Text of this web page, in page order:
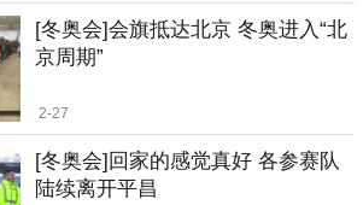
[冬奥会]会旗抵达北京 冬奥进入“北
京周期”
2-27
[冬奥会]回家的感觉真好 各参赛队
陆续离开平昌